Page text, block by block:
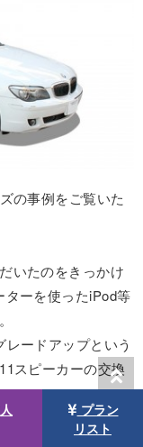
の事例をご覧いた
いたのをきっかけ
ーを使ったiPod等
ードアップという
スピーカーの交換
お寄せいただきま
プラン
リスト